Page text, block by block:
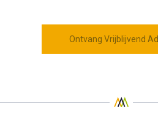
Ontvang Vrijblijvend